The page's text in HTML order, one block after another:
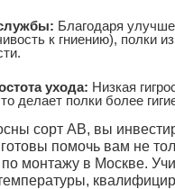
Благодаря
к гниению), полки
ухода: Низкая
делает полки более
сорт АВ, вы
помочь вам не
монтажу в Москве.